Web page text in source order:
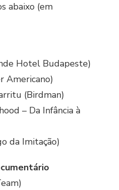
abaixo (em
Hotel Budapeste)
Americano)
(Birdman)
– Da Infância à
da Imitação)